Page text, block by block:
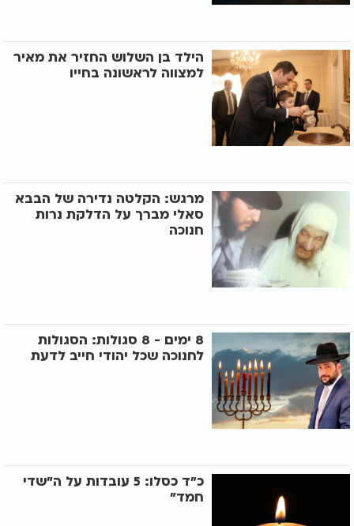
הילד בן השלוש החזיר את מאיר
למצווה לראשונה בחייו
מרגש: הקלטה נדירה של הבבא
סאלי מברך על הדלקת נרות
חנוכה
8 ימים - 8 סגולות: הסגולות
לחנוכה שכל יהודי חייב לדעת
כ"ד כסלו: 5 עובדות על ה"שדי
חמד"